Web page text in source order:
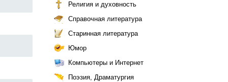
Религия и духовность
Справочная литература
Старинная литература
Юмор
Компьютеры и Интернет
Поэзия, Драматургия